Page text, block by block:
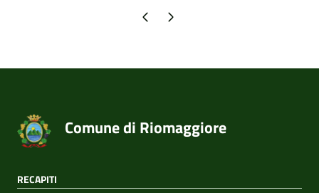
Pagina precedente
Pagina successiva
Comune di Riomaggiore
RECAPITI